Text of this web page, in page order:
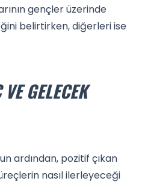
gençler üzerinde
belirtirken, diğerleri ise
GELECEK
ardından, pozitif çıkan
nasıl ilerleyeceği